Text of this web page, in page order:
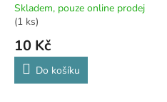
Skladem, pouze online prodej
(1 ks)
10 Kč
Do košíku